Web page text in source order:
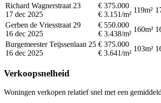
Richard Wagnerstraat 23
17 dec 2025
€ 375.000
€ 3.151/m²
119m²
Gerben de Vriesstraat 29
16 dec 2025
€ 550.000
€ 3.438/m²
160m²
Burgemeester Teijssenlaan 25
16 dec 2025
€ 375.000
€ 3.641/m²
103m²
Verkoopsnelheid
Woningen verkopen relatief snel met een